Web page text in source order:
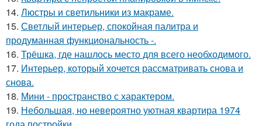
14. Люстры и светильники из макраме.
15. Светлый интерьер, спокойная палитра и
продуманная функциональность -.
16. Трёшка, где нашлось место для всего необходимого.
17. Интерьер, который хочется рассматривать снова и
снова.
18. Мини - пространство с характером.
19. Небольшая, но невероятно уютная квартира 1974